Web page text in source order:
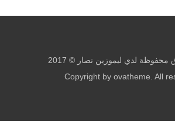
محفوظة لدي ليموزين نصار © 2017
Copyright by ovatheme. All